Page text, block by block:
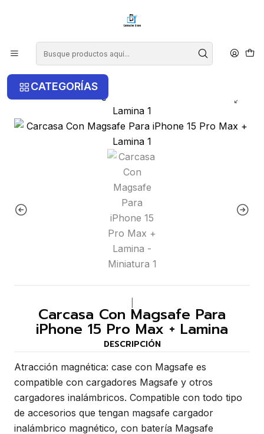
CATEGORÍAS
Inicio iPhone
iPhone 15 Pro Max
Carcasa Con Magsafe Para iPhone 15 Pro Max + Lamina
Carcasa Con Magsafe Para
iPhone 15 Pro Max + Lamina
DESCRIPCIÓN
Atracción magnética: case con Magsafe es
compatible con cargadores Magsafe y otros
cargadores inalámbricos. Compatible con todo tipo
de accesorios que tengan magsafe cargador
inalámbrico magnético, con batería Magsafe